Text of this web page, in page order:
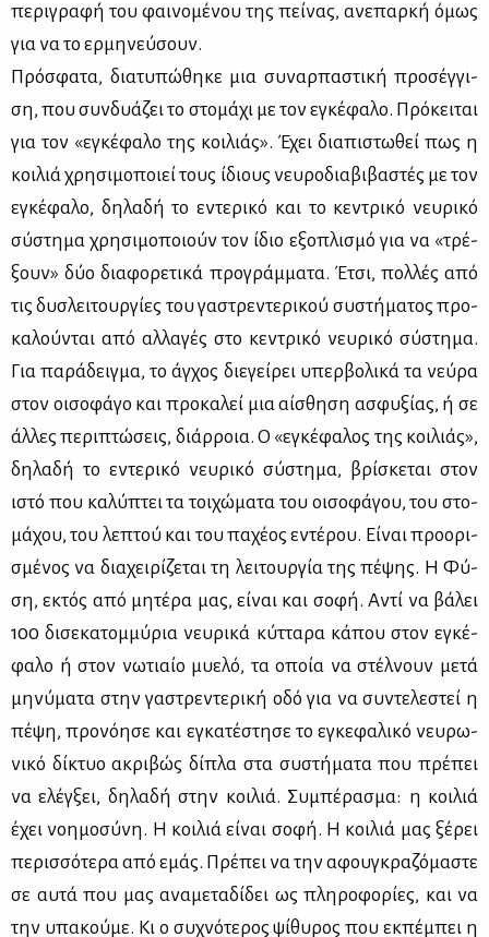
πε­ρι­γρα­φή του φαι­νο­μέ­νου της πεί­νας, ανε­παρ­κή όμως
για να το ερ­μη­νεύ­σουν.
Πρό­σφα­τα, δια­τυ­πώ­θη­κε μια συ­ναρ­πα­στι­κή προ­σέγ­γι­
ση, που συν­δυά­ζει το στο­μά­χι με τον εγκέ­φα­λο. Πρό­κει­ται
για τον «εγκέ­φα­λο της κοι­λιάς». Έχει δια­πι­στω­θεί πως η
κοι­λιά χρη­σι­μο­ποιεί τους ίδιους νευ­ρο­δια­βι­βα­στές με τον
εγκέ­φα­λο, δη­λα­δή το εντε­ρι­κό και το κε­ντρι­κό νευ­ρι­κό
σύ­στη­μα χρη­σι­μο­ποιούν τον ίδιο εξο­πλι­σμό για να «τρέ­
ξουν» δύο δια­φο­ρε­τι­κά προ­γράμ­μα­τα. Έτσι, πολ­λές από
τις δυ­σλει­τουρ­γί­ες του γα­στρε­ντε­ρι­κού συ­στή­μα­τος προ­
κα­λού­νται από αλ­λα­γές στο κε­ντρι­κό νευ­ρι­κό σύ­στη­μα.
Για πα­ρά­δειγ­μα, το άγ­χος διε­γεί­ρει υπερ­βο­λι­κά τα νεύ­ρα
στον οι­σο­φά­γο και προ­κα­λεί μια αί­σθη­ση ασφυ­ξί­ας, ή σε
άλ­λες πε­ρι­πτώ­σεις, διάρ­ροια. Ο «εγκέ­φα­λος της κοι­λιάς»,
δη­λα­δή το εντε­ρι­κό νευ­ρι­κό σύ­στη­μα, βρί­σκε­ται στον
ιστό που κα­λύ­πτει τα τοι­χώ­μα­τα του οι­σο­φά­γου, του στο­
μά­χου, του λε­πτού και του πα­χέ­ος εντέ­ρου. Εί­ναι προ­ο­ρι­
σμέ­νος να δια­χει­ρί­ζε­ται τη λει­τουρ­γία της πέ­ψης. Η Φύ­
ση, εκτός από μη­τέ­ρα μας, εί­ναι και σο­φή. Αντί να βά­λει
100 δι­σε­κα­τομ­μύ­ρια νευ­ρι­κά κύτ­τα­ρα κά­που στον εγκέ­
φα­λο ή στον νω­τιαίο μυ­ε­λό, τα οποία να στέλ­νουν με­τά
μη­νύ­μα­τα στην γα­στρε­ντε­ρι­κή οδό για να συ­ντε­λε­στεί η
πέ­ψη, προ­νό­η­σε και εγκα­τέ­στη­σε το εγκε­φα­λι­κό νευ­ρω­
νι­κό δί­κτυο ακρι­βώς δί­πλα στα συ­στή­μα­τα που πρέ­πει
να ελέγ­ξει, δη­λα­δή στην κοι­λιά. Συ­μπέ­ρα­σμα: η κοι­λιά
έχει νοη­μο­σύ­νη. Η κοι­λιά εί­ναι σο­φή. Η κοι­λιά μας ξέ­ρει
πε­ρισ­σό­τε­ρα από εμάς. Πρέ­πει να την αφου­γκρα­ζό­μα­στε
σε αυ­τά που μας ανα­με­τα­δί­δει ως πλη­ρο­φο­ρί­ες, και να
την υπα­κού­με. Κι ο συ­χνό­τε­ρος ψί­θυ­ρος που εκ­πέ­μπει η